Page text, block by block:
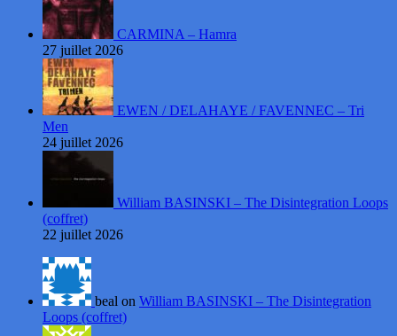
CARMINA – Hamra
27 juillet 2026
EWEN / DELAHAYE / FAVENNEC – Tri
Men
24 juillet 2026
William BASINSKI – The Disintegration Loops
(coffret)
22 juillet 2026
beal on William BASINSKI – The Disintegration
Loops (coffret)